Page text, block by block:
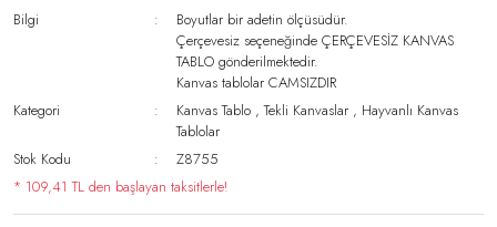
Bilgi
Boyutlar bir adetin ölçüsüdür.
Çerçevesiz seçeneğinde ÇERÇEVESİZ KANVAS
TABLO gönderilmektedir.
Kanvas tablolar CAMSIZDIR
Kategori
Kanvas Tablo ,Tekli Kanvaslar , Hayvanlı Kanvas
Tablolar
Stok Kodu
Z8755
* 109,41 TL den başlayan taksitlerle!